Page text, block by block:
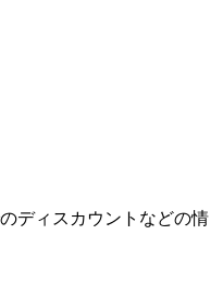
ディスカウントなどの情